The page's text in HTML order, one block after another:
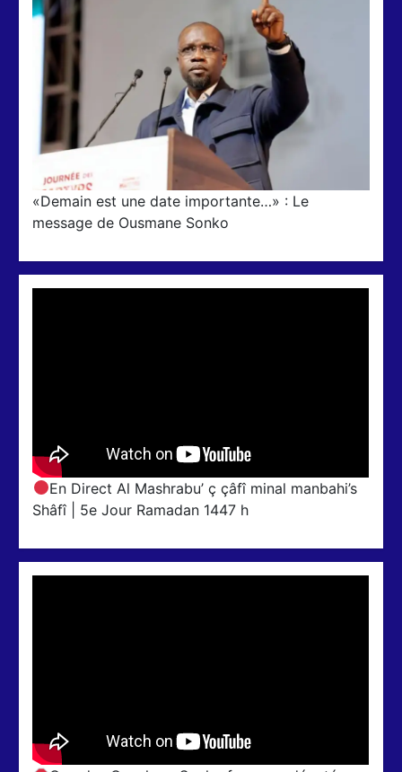
«Demain est une date importante…» : Le
message de Ousmane Sonko
En Direct Al Mashrabu’ ç çâfî minal manbahi’s
Shâfî | 5e Jour Ramadan 1447 h